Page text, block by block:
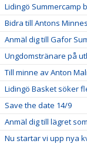
Lidingö Summercamp
Bidra till Antons
Anmäl dig till Gafor
Ungdomstränare på
Till minne av Anton
Lidingö Basket söker
Save the date 14/9
Anmäl dig till lägret
Nu startar vi upp nya